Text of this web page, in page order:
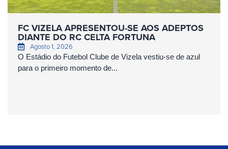
FC VIZELA APRESENTOU-SE AOS ADEPTOS
DIANTE DO RC CELTA FORTUNA
Agosto 1, 2026
O Estádio do Futebol Clube de Vizela vestiu-se de azul
para o primeiro momento de...